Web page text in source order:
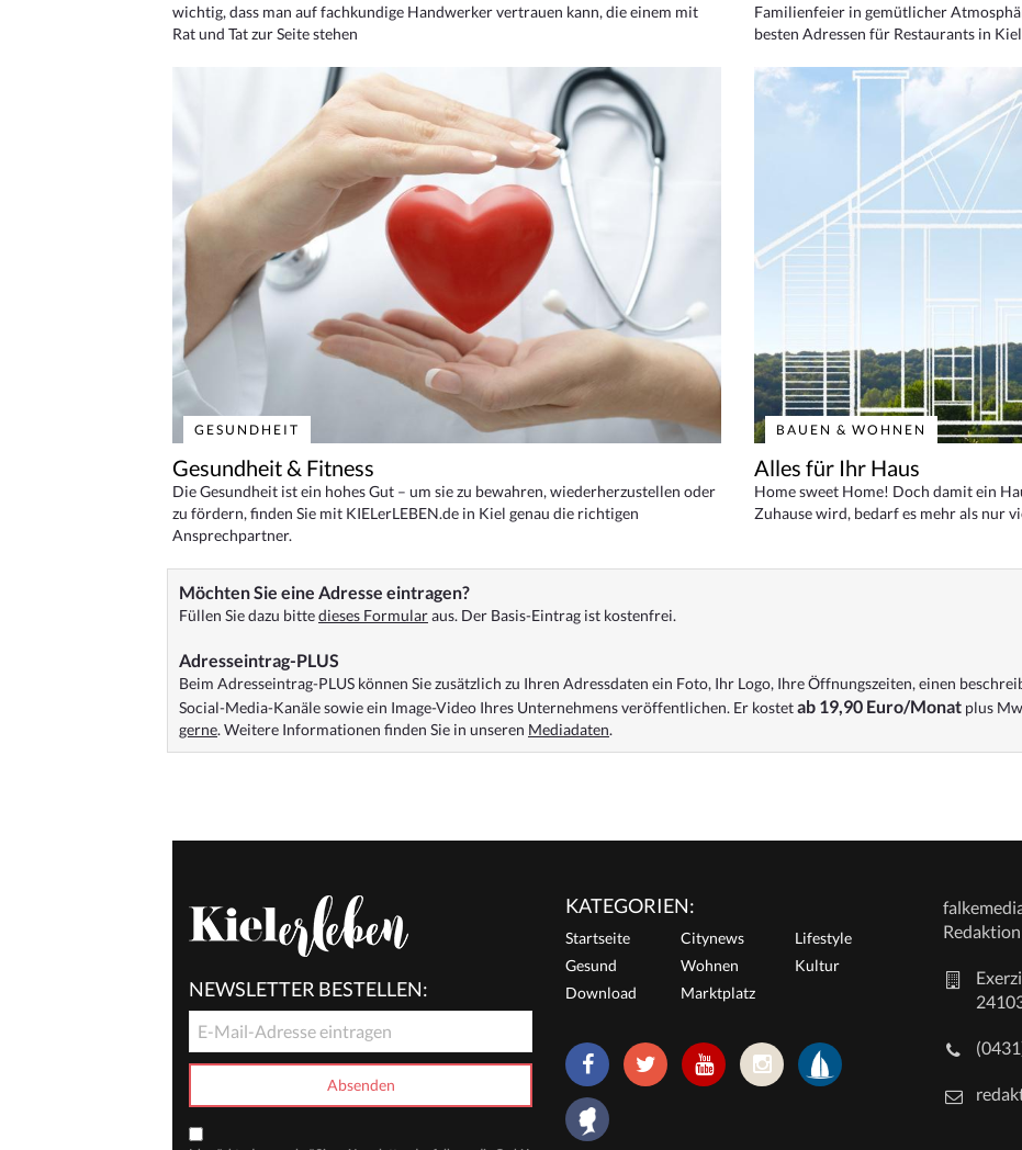
wichtig, dass man auf fachkundige Handwerker vertrauen kann, die einem mit
Rat und Tat zur Seite stehen
Familienfeier in gemütlicher
besten Adressen für Restaurants in
GESUNDHEIT
Gesundheit & Fitness
Die Gesundheit ist ein hohes Gut – um sie zu bewahren, wiederherzustellen oder
zu fördern, finden Sie mit KIELerLEBEN.de in Kiel genau die richtigen
Ansprechpartner.
BAUEN & WOHNEN
Alles für Ihr Haus
Home sweet Home! Doch damit ein
Zuhause wird, bedarf es mehr als nur
Möchten Sie eine Adresse eintragen?
Füllen Sie dazu bittedieses Formularaus. Der Basis-Eintrag ist kostenfrei.
Adresseintrag-PLUS
Beim Adresseintrag-PLUS können Sie zusätzlich zu Ihren Adressdaten ein Foto, Ihr Logo, Ihre Öffnungszeiten, einen
Social-Media-Kanäle sowie ein Image-Video Ihres Unternehmens veröffentlichen. Er kostetab 19,90 Euro/Monat plus
gerne. Weitere Informationen finden Sie in unseren Mediadaten.
NEWSLETTER BESTELLEN:
KATEGORIEN:
Startseite Citynews
Lifestyle
Gesund
Wohnen
Kultur
Download
Marktplatz